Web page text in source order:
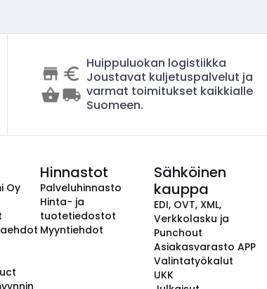
Huippuluokan logistiikka
Joustavat kuljetuspalvelut ja
varmat toimitukset kaikkialle
Suomeen.
Oy
Hinnastot
Palveluhinnasto
Hinta- ja
tuotetiedostot
Myyntiehdot
Sähköinen
kauppa
EDI, OVT, XML,
Verkkolasku ja
Punchout
Asiakasvarasto APP
Valintatyökalut
UKK